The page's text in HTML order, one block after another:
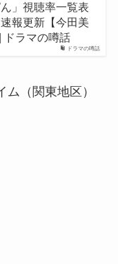
ドラマの噂話
」視聴率一覧表
報更新【今田美
ドラマの噂話
（関東地区）